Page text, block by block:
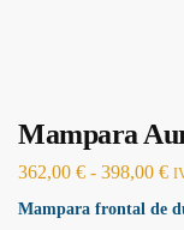
Mampara
362,00 € - 398,00 €
Mampara frontal de